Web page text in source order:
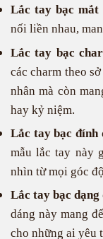
Lắc tay bạc mắt
nối liền nhau,
Lắc tay bạc
các charm theo
nhân mà còn
hay kỷ niệm.
Lắc tay bạc đính
mẫu lắc tay này
nhìn từ mọi góc
Lắc tay bạc dạng
dáng này mang
cho những ai yêu